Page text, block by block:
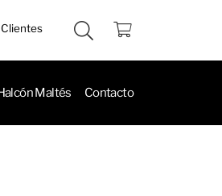
Clientes
Maltés Contacto